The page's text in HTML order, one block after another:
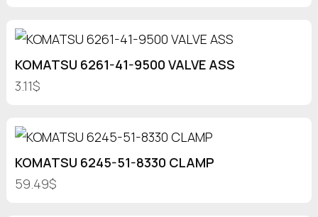
KOMATSU 6261-41-9500 VALVE ASS
3.11$
KOMATSU 6245-51-8330 CLAMP
59.49$